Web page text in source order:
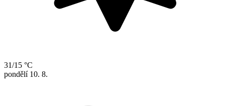
31/15 °C
pondělí 10. 8.